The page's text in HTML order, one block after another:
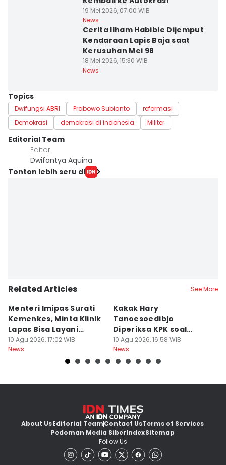
19 Mei 2026, 07:00 WIB
News
Cerita Ilham Habibie Dijemput
Kendaraan Lapis Baja saat
Kerusuhan Mei 98
18 Mei 2026, 15:30 WIB
News
Topics
Dwifungsi ABRI Prabowo Subianto
reformasi
Demokrasi
demokrasi di indonesia Militer
Editorial Team
Editor
Dwifantya Aquina
Tonton lebih seru di
Related Articles See More
Menteri Imipas Surati
Kemenkes, Minta Klinik
Lapas Bisa Layani
Warga Sekitar
10 Agu 2026, 17:02 WIB
News
Kakak Hary
Tanoesoedibjo
Diperiksa KPK soal
Kasus Bansos Besok
10 Agu 2026, 16:58 WIB
News
About UsEditorial TeamContact UsTerms of Services
Pedoman Media SiberIndexSitemap
Follow Us